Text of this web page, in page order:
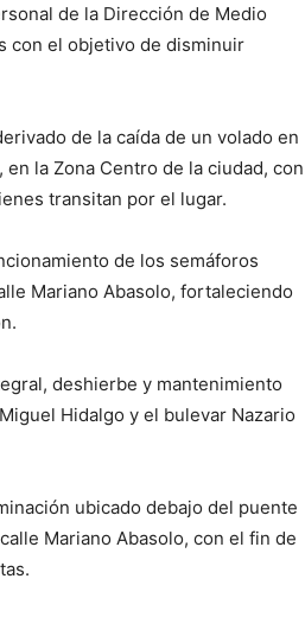
de la Dirección de Medio
con el objetivo de disminuir
de la caída de un volado en
la Zona Centro de la ciudad, con
transitan por el lugar.
de los semáforos
Mariano Abasolo, fortaleciendo
deshierbe y mantenimiento
Hidalgo y el bulevar Nazario
ubicado debajo del puente
Mariano Abasolo, con el fin de